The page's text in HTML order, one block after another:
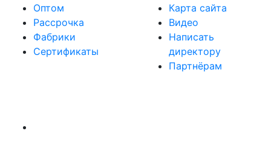
Оптом
Рассрочка
Фабрики
Сертификаты
Карта сайта
Видео
Написать
директору
Партнёрам